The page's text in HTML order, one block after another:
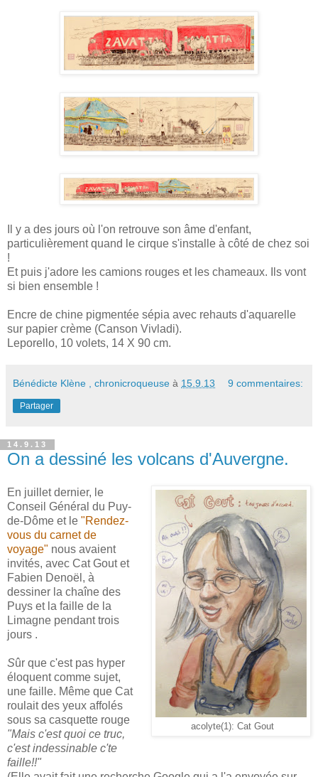
Il y a des jours où l'on retrouve son âme d'enfant,
particulièrement quand le cirque s'installe à côté de chez soi
!
Et puis j'adore les camions rouges et les chameaux. Ils vont
si bien ensemble !
Encre de chine pigmentée sépia avec rehauts d'aquarelle
sur papier crème (Canson Vivladi).
Leporello, 10 volets, 14 X 90 cm.
Bénédicte Klène , chronicroqueuse à 15.9.13 9 commentaires:
Partager
14.9.13
On a dessiné les volcans d'Auvergne.
acolyte(1): Cat Gout
En juillet dernier, le
Conseil Général du Puy-
de-Dôme et le "Rendez-
vous du carnet de
voyage" nous avaient
invités, avec Cat Gout et
Fabien Denoël, à
dessiner la chaîne des
Puys et la faille de la
Limagne pendant trois
jours .
Sûr que c'est pas hyper
éloquent comme sujet,
une faille. Même que Cat
roulait des yeux affolés
sous sa casquette rouge
"Mais c'est quoi ce truc,
c'est indessinable c'te
faille!!"